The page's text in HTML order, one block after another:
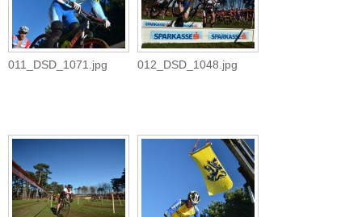
011_DSD_1071.jpg 012_DSD_1048.jpg